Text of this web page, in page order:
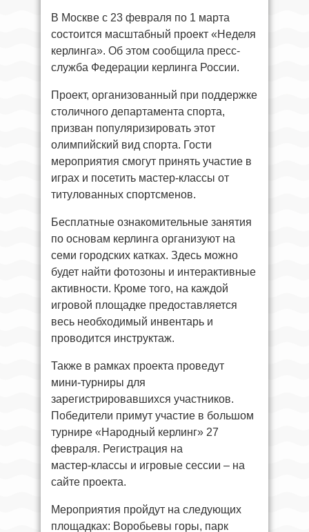
В Москве с 23 февраля по 1 марта
состоится масштабный проект «Неделя
керлинга». Об этом сообщила пресс-
служба Федерации керлинга России.
Проект, организованный при поддержке
столичного департамента спорта,
призван популяризировать этот
олимпийский вид спорта. Гости
мероприятия смогут принять участие в
играх и посетить мастер‑классы от
титулованных спортсменов.
Бесплатные ознакомительные занятия
по основам керлинга организуют на
семи городских катках. Здесь можно
будет найти фотозоны и интерактивные
активности. Кроме того, на каждой
игровой площадке предоставляется
весь необходимый инвентарь и
проводится инструктаж.
Также в рамках проекта проведут
мини‑турниры для
зарегистрировавшихся участников.
Победители примут участие в большом
турнире «Народный керлинг» 27
февраля. Регистрация на
мастер‑классы и игровые сессии – на
сайте проекта.
Мероприятия пройдут на следующих
площадках: Воробьевы горы, парк